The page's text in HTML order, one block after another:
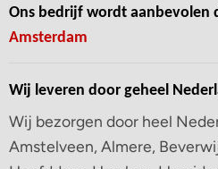
Ons bedrijf wordt aanbevolen
Amsterdam
Wij leveren door geheel
Wij bezorgen door heel
Amstelveen, Almere,